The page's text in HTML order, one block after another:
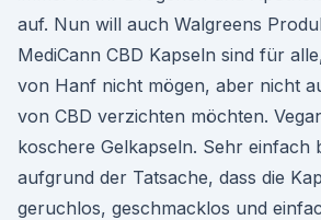
auf. Nun will auch Walgreens
MediCann CBD Kapseln sind für
von Hanf nicht mögen, aber nicht
von CBD verzichten möchten.
koschere Gelkapseln. Sehr einfach
aufgrund der Tatsache, dass die
geruchlos, geschmacklos und